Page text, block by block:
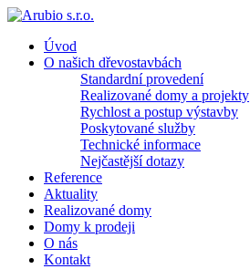
Úvod
O našich dřevostavbách
Standardní provedení
Realizované domy a projekty
Rychlost a postup výstavby
Poskytované služby
Technické informace
Nejčastější dotazy
Reference
Aktuality
Realizované domy
Domy k prodeji
O nás
Kontakt